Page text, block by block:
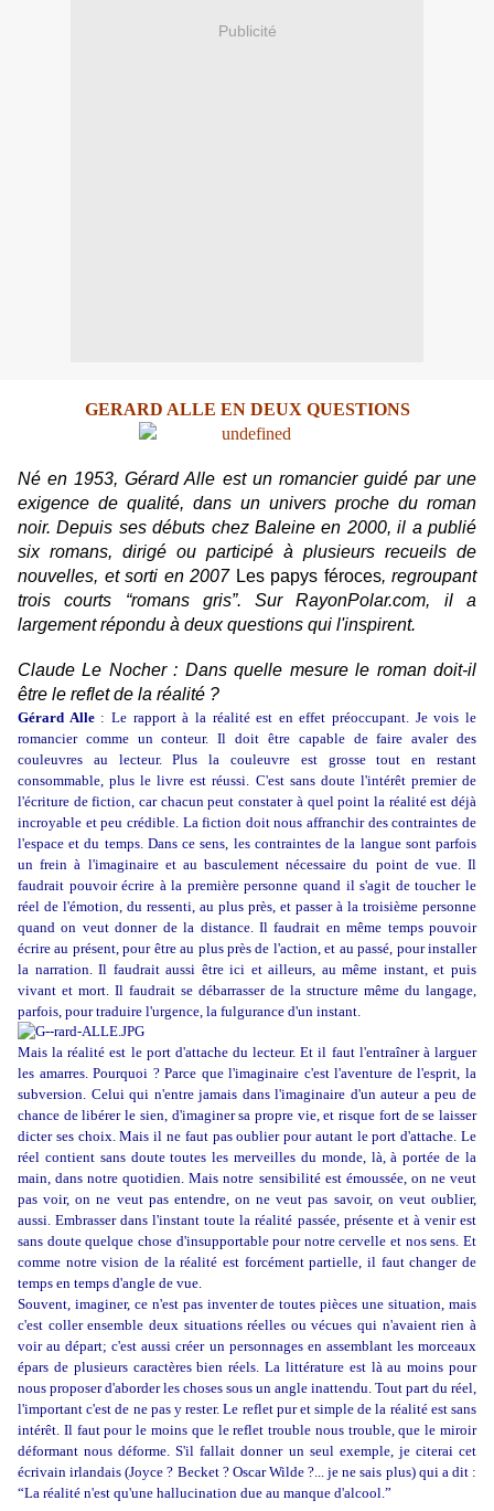
Publicité
GERARD ALLE EN DEUX QUESTIONS
Né en 1953, Gérard Alle est un romancier guidé par une
exigence de qualité, dans un univers proche du roman
noir. Depuis ses débuts chez Baleine en 2000, il a publié
six romans, dirigé ou participé à plusieurs recueils de
nouvelles, et sorti en 2007 Les papys féroces, regroupant
trois courts “romans gris”. Sur RayonPolar.com, il a
largement répondu à deux questions qui l'inspirent.
Claude Le Nocher : Dans quelle mesure le roman doit-il
être le reflet de la réalité ?
Gérard Alle : Le rapport à la réalité est en effet préoccupant. Je vois le
romancier comme un conteur. Il doit être capable de faire avaler des
couleuvres au lecteur. Plus la couleuvre est grosse tout en restant
consommable, plus le livre est réussi. C'est sans doute l'intérêt premier de
l'écriture de fiction, car chacun peut constater à quel point la réalité est déjà
incroyable et peu crédible. La fiction doit nous affranchir des contraintes de
l'espace et du temps. Dans ce sens, les contraintes de la langue sont parfois
un frein à l'imaginaire et au basculement nécessaire du point de vue. Il
faudrait pouvoir écrire à la première personne quand il s'agit de toucher le
réel de l'émotion, du ressenti, au plus près, et passer à la troisième personne
quand on veut donner de la distance. Il faudrait en même temps pouvoir
écrire au présent, pour être au plus près de l'action, et au passé, pour installer
la narration. Il faudrait aussi être ici et ailleurs, au même instant, et puis
vivant et mort. Il faudrait se débarrasser de la structure même du langage,
parfois, pour traduire l'urgence, la fulgurance d'un instant.
Mais la réalité est le port d'attache du lecteur. Et il faut l'entraîner à larguer
les amarres. Pourquoi ? Parce que l'imaginaire c'est l'aventure de l'esprit, la
subversion. Celui qui n'entre jamais dans l'imaginaire d'un auteur a peu de
chance de libérer le sien, d'imaginer sa propre vie, et risque fort de se laisser
dicter ses choix. Mais il ne faut pas oublier pour autant le port d'attache. Le
réel contient sans doute toutes les merveilles du monde, là, à portée de la
main, dans notre quotidien. Mais notre sensibilité est émoussée, on ne veut
pas voir, on ne veut pas entendre, on ne veut pas savoir, on veut oublier,
aussi. Embrasser dans l'instant toute la réalité passée, présente et à venir est
sans doute quelque chose d'insupportable pour notre cervelle et nos sens. Et
comme notre vision de la réalité est forcément partielle, il faut changer de
temps en temps d'angle de vue.
Souvent, imaginer, ce n'est pas inventer de toutes pièces une situation, mais
c'est coller ensemble deux situations réelles ou vécues qui n'avaient rien à
voir au départ; c'est aussi créer un personnages en assemblant les morceaux
épars de plusieurs caractères bien réels. La littérature est là au moins pour
nous proposer d'aborder les choses sous un angle inattendu. Tout part du réel,
l'important c'est de ne pas y rester. Le reflet pur et simple de la réalité est sans
intérêt. Il faut pour le moins que le reflet trouble nous trouble, que le miroir
déformant nous déforme. S'il fallait donner un seul exemple, je citerai cet
écrivain irlandais (Joyce ? Becket ? Oscar Wilde ?... je ne sais plus) qui a dit :
“La réalité n'est qu'une hallucination due au manque d'alcool.”